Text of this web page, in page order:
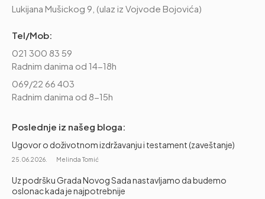
Lukijana Mušickog 9, (ulaz iz Vojvode Bojovića)
Tel/Mob:
021 300 83 59
Radnim danima od 14-18h
069/22 66 403
Radnim danima od 8-15h
Poslednje iz našeg bloga:
Ugovor o doživotnom izdržavanju i testament (zaveštanje)
25.06.2026. Melinda Tomić
Uz podršku Grada Novog Sada nastavljamo da budemo
oslonac kada je najpotrebnije